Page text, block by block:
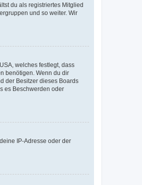
du als registriertes Mitglied
und so weiter. Wir
welches festlegt, dass
benötigen. Wenn du dir
der Besitzer dieses Boards
es Beschwerden oder
IP-Adresse oder der